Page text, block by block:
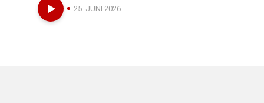
25. JUNI 2026